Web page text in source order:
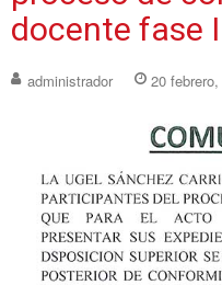
docente fase
administrador 20